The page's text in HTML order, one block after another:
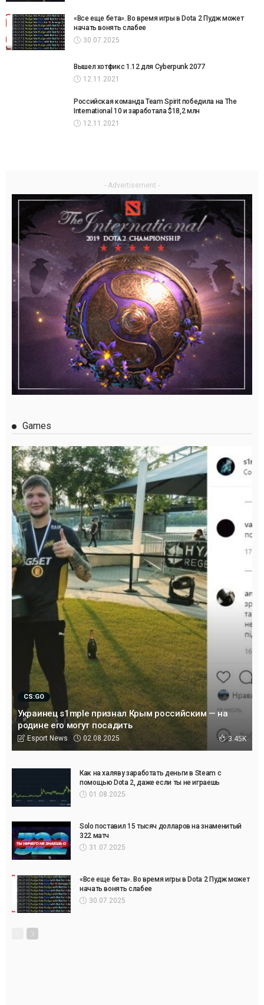
«Все еще бета». Во время игры в Dota 2 Пудж может
начать вонять слабее
30.07.2025
Вышел хотфикс 1.12 для Cyberpunk 2077
12.11.2021
Российская команда Team Spirit победила на The
International 10 и заработала $18,2 млн
12.11.2021
- Advertisement -
Games
CS:GO
Украинец s1mple признал Крым российским — на
родине его могут посадить
Esport News 02.08.2025 3.45K
Как на халяву заработать деньги в Steam с
помощью Dota 2, даже если ты не играешь
01.08.2025
Solo поставил 15 тысяч долларов на знаменитый
322 матч
31.07.2025
«Все еще бета». Во время игры в Dota 2 Пудж может
начать вонять слабее
30.07.2025